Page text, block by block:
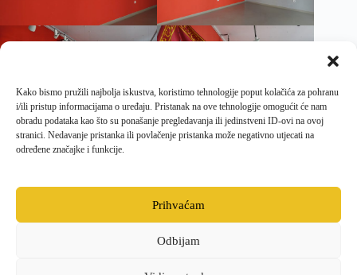
Kako bismo pružili najbolja iskustva, koristimo tehnologije poput kolačića za pohranu
i/ili pristup informacijama o uređaju. Pristanak na ove tehnologije omogućit će nam
obradu podataka kao što su ponašanje pregledavanja ili jedinstveni ID-ovi na ovoj
stranici. Nedavanje pristanka ili povlačenje pristanka može negativno utjecati na
određene značajke i funkcije.
Prihvaćam
Odbijam
PRETHODNI SLJEDEĆI